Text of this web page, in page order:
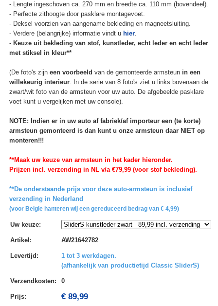
- Lengte ingeschoven ca. 270 mm en breedte ca. 110 mm (bovendeel).
- Perfecte zithoogte door pasklare montagevoet.
- Deksel voorzien van aangename bekleding en magneetsluiting.
- Verdere (belangrijke) informatie vindt u hier.
- Keuze uit bekleding van stof, kunstleder, echt leder en echt leder
met stiksel in kleur**
(De foto's zijn een voorbeeld van de gemonteerde armsteun in een
willekeurig interieur. In de serie van 8 foto's ziet u links bovenaan de
zwart/wit foto van de armsteun voor uw auto. De afgebeelde pasklare
voet kunt u vergelijken met uw console).
NOTE: Indien er in uw auto af fabriek/af importeur een (te korte)
armsteun gemonteerd is dan kunt u onze armsteun daar NIET op
monteren!!!
**Maak uw keuze van armsteun in het kader hieronder.
Prijzen incl. verzending in NL v/a €79,99 (voor stof bekleding).
**De onderstaande prijs voor deze auto-armsteun is inclusief
verzending in Nederland
(voor Belgie hanteren wij een gereduceerd bedrag van € 4,99)
Uw keuze:
Artikel : AW21642782
Levertijd :
1 tot 3 werkdagen.
(afhankelijk van productietijd Classic SliderS)
Verzendkosten: 0
Prijs: € 89,99